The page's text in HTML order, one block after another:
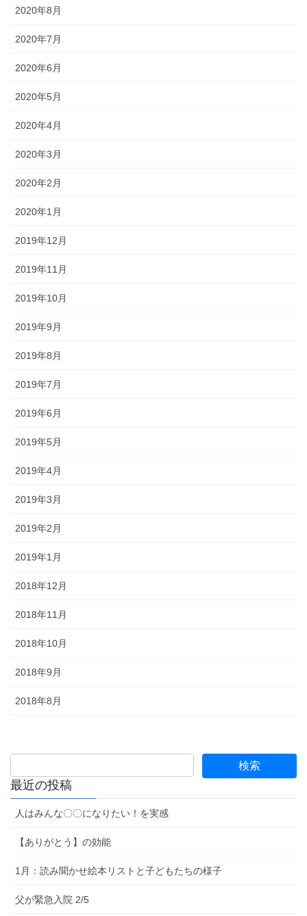
2020年8月
2020年7月
2020年6月
2020年5月
2020年4月
2020年3月
2020年2月
2020年1月
2019年12月
2019年11月
2019年10月
2019年9月
2019年8月
2019年7月
2019年6月
2019年5月
2019年4月
2019年3月
2019年2月
2019年1月
2018年12月
2018年11月
2018年10月
2018年9月
2018年8月
最近の投稿
人はみんな〇〇になりたい！を実感
【ありがとう】の効能
1月：読み聞かせ絵本リストと子どもたちの様子
父が緊急入院 2/5